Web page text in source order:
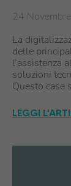
24 Novembre
La
delle
l’assistenza
soluzioni
Questo case
LEGGI